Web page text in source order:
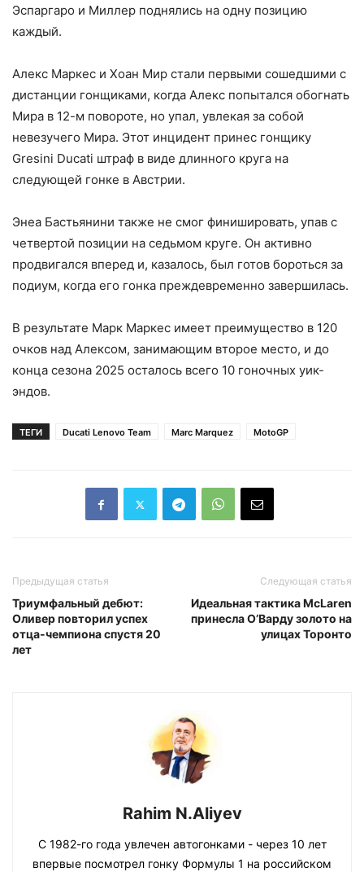
Эспаргаро и Миллер поднялись на одну позицию
каждый.
Алекс Маркес и Хоан Мир стали первыми сошедшими с
дистанции гонщиками, когда Алекс попытался обогнать
Мира в 12-м повороте, но упал, увлекая за собой
невезучего Мира. Этот инцидент принес гонщику
Gresini Ducati штраф в виде длинного круга на
следующей гонке в Австрии.
Энеа Бастьянини также не смог финишировать, упав с
четвертой позиции на седьмом круге. Он активно
продвигался вперед и, казалось, был готов бороться за
подиум, когда его гонка преждевременно завершилась.
В результате Марк Маркес имеет преимущество в 120
очков над Алексом, занимающим второе место, и до
конца сезона 2025 осталось всего 10 гоночных уик-
эндов.
ТЕГИ Ducati Lenovo Team Marc Marquez MotoGP
Предыдущая статья
Триумфальный дебют:
Оливер повторил успех
отца-чемпиона спустя 20
лет
Следующая статья
Идеальная тактика McLaren
принесла О’Варду золото на
улицах Торонто
Rahim N.Aliyev
С 1982-го года увлечен автогонками - через 10 лет
впервые посмотрел гонку Формулы 1 на российском